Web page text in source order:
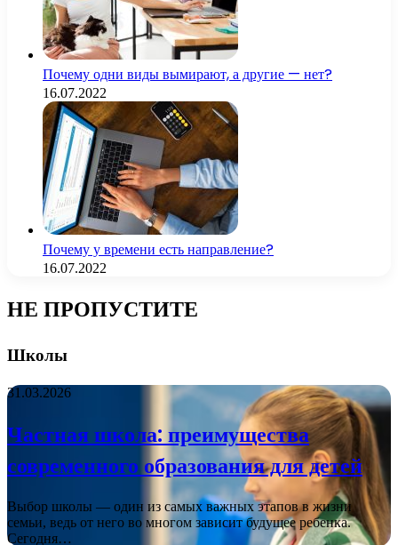
Почему одни виды вымирают, а другие — нет?
16.07.2022
Почему у времени есть направление?
16.07.2022
НЕ ПРОПУСТИТЕ
Школы
31.03.2026
Частная школа: преимущества
современного образования для детей
Выбор школы — один из самых важных этапов в жизни
семьи, ведь от него во многом зависит будущее ребенка.
Сегодня…